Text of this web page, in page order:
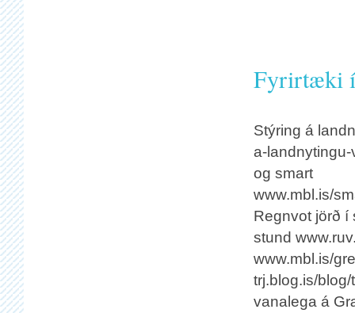
Fyrirtæki
Stýring á
a-
og smart
www.mbl.is/
Regnvot jörð í
stund
www.mbl.is/
trj.blog.is/
vanalega á